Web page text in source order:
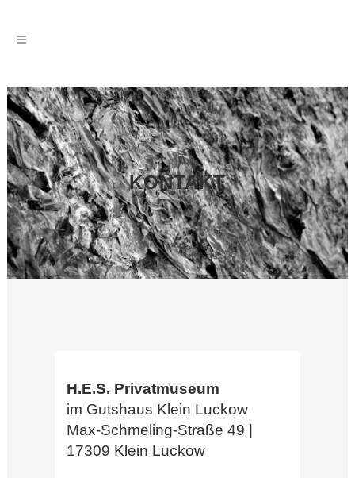
KONTAKT
H.E.S. Privatmuseum
im Gutshaus Klein Luckow
Max-Schmeling-Straße 49 |
17309 Klein Luckow